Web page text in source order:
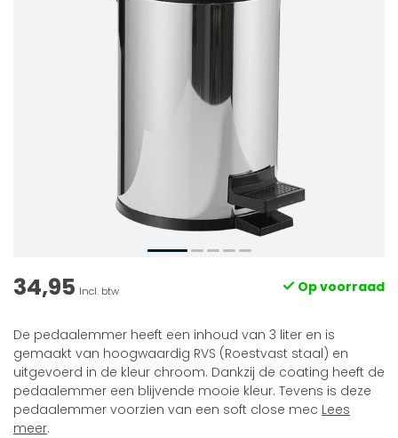
34,95 Incl. btw Op voorraad
De pedaalemmer heeft een inhoud van 3 liter en is
gemaakt van hoogwaardig RVS (Roestvast staal) en
uitgevoerd in de kleur chroom. Dankzij de coating heeft de
pedaalemmer een blijvende mooie kleur. Tevens is deze
pedaalemmer voorzien van een soft close mec Lees
meer.